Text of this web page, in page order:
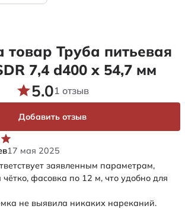
Труба питьевая
7,4 d400 х 54,7 мм
17 мая 2025
заявленным параметрам,
фасовка по 12 м, что удобно для
не выявила никаких нареканий.
5.01 отзыв
Добавить отзыв